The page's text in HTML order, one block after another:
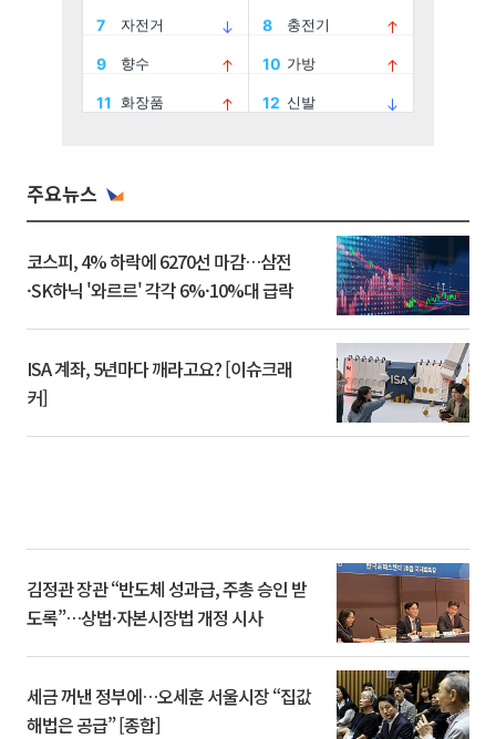
주요뉴스
코스피, 4% 하락에 6270선 마감…삼전
·SK하닉 '와르르' 각각 6%·10%대 급락
ISA 계좌, 5년마다 깨라고요? [이슈크래
커]
김정관 장관 “반도체 성과급, 주총 승인 받
도록”…상법·자본시장법 개정 시사
세금 꺼낸 정부에…오세훈 서울시장 “집값
해법은 공급” [종합]